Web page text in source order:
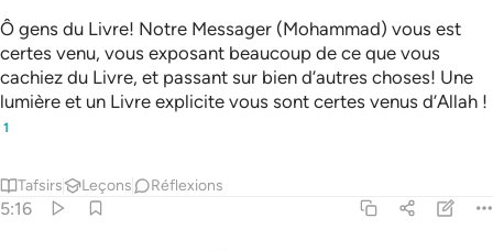
Ô gens du Livre! Notre Messager (Mohammad) vous est
certes venu, vous exposant beaucoup de ce que vous
cachiez du Livre, et passant sur bien d’autres choses! Une
lumière et un Livre explicite vous sont certes venus d’Allah !
1
Tafsirs Leçons Réflexions
5:16